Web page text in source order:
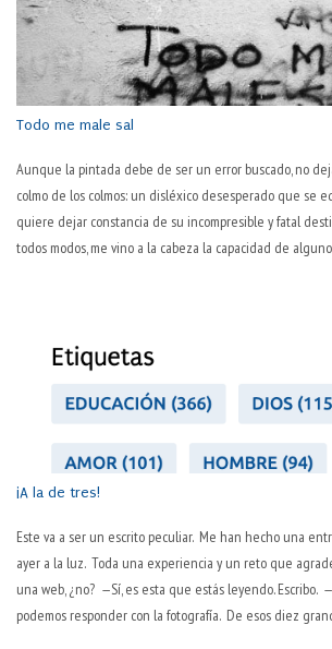
desgasta. ¿Pero es lo único que hace? Es más, ¿es lo
primario? ¿No será ese desgaste una consecuencia
en su esencia, sino algo debido a la inevitable
pasos, que la sociedad actual es tozuda. "La pasión es el
decía Pep Guardiola,...
Todo me male sal
Aunque la pintada debe de ser un error buscado, no
colmo de los colmos: un disléxico desesperado que se
quiere dejar constancia de su incompresible y fatal
todos modos, me vino a la cabeza la capacidad de
personas así. Dos, como mínimo. Los primeros lo hacen
autoestima baja) tienen las gafas oscurecidas y todo lo
tan negado que en todo se equivoque. Dicen los
¡A la de tres!
Este va a ser un escrito peculiar. Me han hecho una
ayer a la luz. Toda una experiencia y un reto que
una web, ¿no? —Sí, es esta que estás leyendo. Escribo.
podemos responder con la fotografía. De esos diez